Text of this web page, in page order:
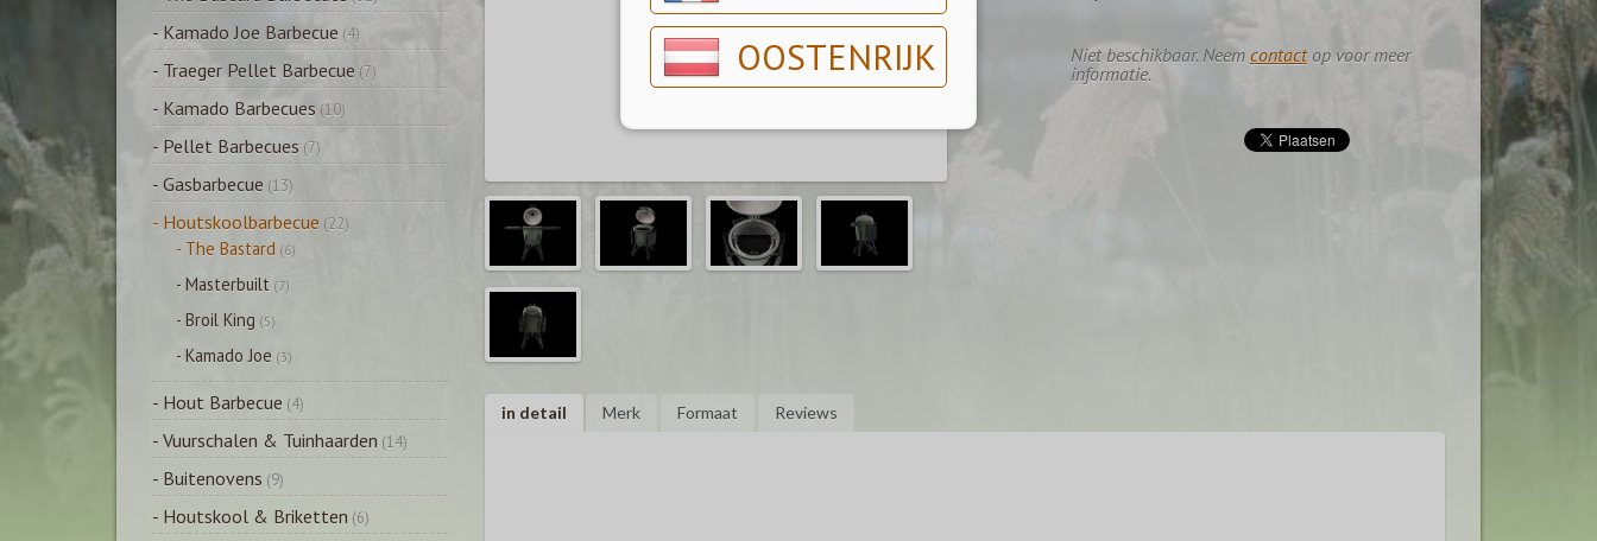
OOSTENRIJK
Niet beschikbaar. Neem contactop voor meer
informatie.
in detail Merk Formaat Reviews
- Kamado Joe Barbecue (4)
- Traeger Pellet Barbecue (7)
- Kamado Barbecues (10)
- Pellet Barbecues (7)
- Gasbarbecue (13)
- Houtskoolbarbecue (22)
- The Bastard (6)
- Masterbuilt (7)
- Broil King (5)
- Kamado Joe (3)
- Hout Barbecue (4)
- Vuurschalen & Tuinhaarden (14)
- Buitenovens (9)
- Houtskool & Briketten (6)